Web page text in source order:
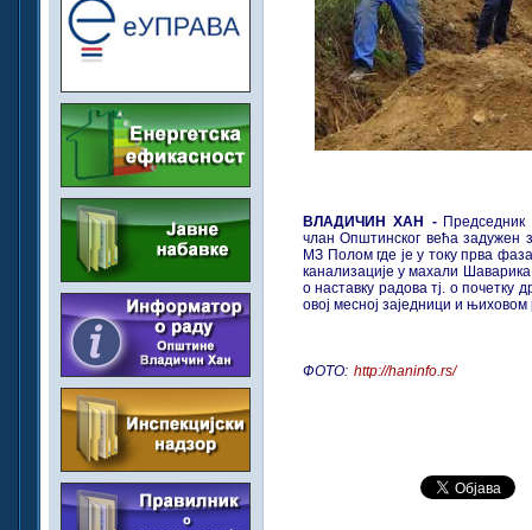
ВЛАДИЧИН ХАН -
члан Општинског већа
МЗ Полом где је у току прва
канализације у махали
о наставку радова тј. o
овој месној заједници и
ФОТО: http://haninfo.rs/